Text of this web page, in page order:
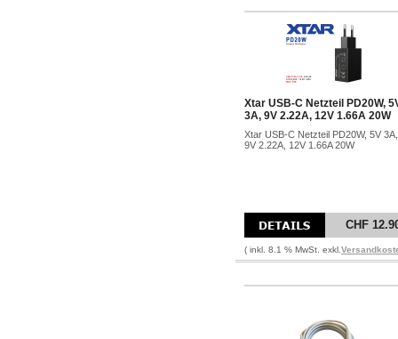
Xtar USB-C Netzteil PD20W,
3A, 9V 2.22A, 12V 1.66A 20W
Xtar USB-C Netzteil PD20W, 5V 3A,
9V 2.22A, 12V 1.66A 20W
CHF
( inkl. 8.1 % MwSt. exkl.